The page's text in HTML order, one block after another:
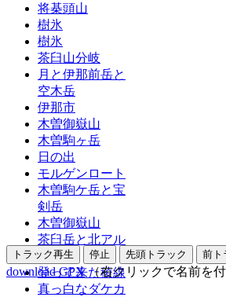
将棊頭山
樹氷
樹氷
茶臼山分岐
月と伊那前岳と
空木岳
伊那市
木曽御嶽山
木曽駒ヶ岳
日の出
モルゲンロート
木曽駒ケ岳と宝
剣岳
木曽御嶽山
茶臼岳と北アル
プス
登って来た稜線
真っ白なダケカ
download GPX（右クリックで名前を付